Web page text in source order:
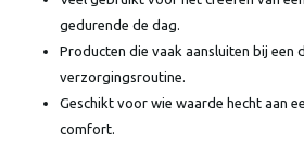
gedurende de dag.
Producten die vaak aansluiten bij een
verzorgingsroutine.
Geschikt voor wie waarde hecht aan
comfort.